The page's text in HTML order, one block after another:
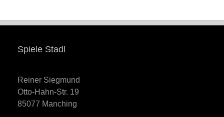
Spiele Stadl
Reiner Siegmund
Otto-Hahn-Str. 19
85077 Manching